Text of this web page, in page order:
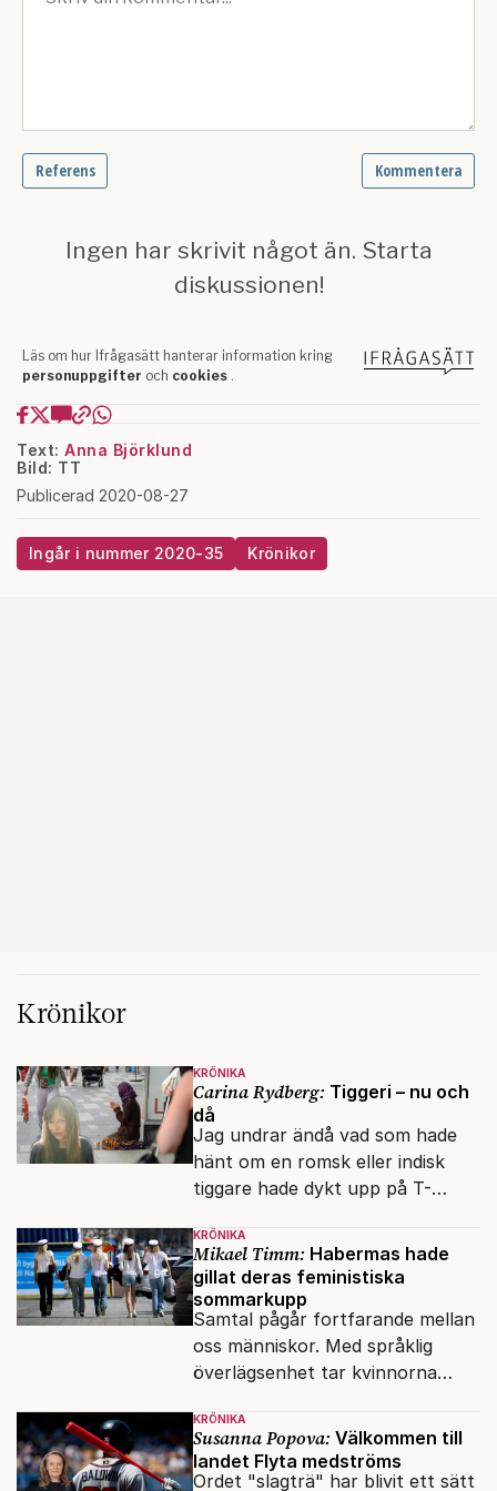
Text: Anna Björklund
Bild: TT
Publicerad 2020-08-27
Ingår i nummer 2020-35 Krönikor
Krönikor
KRÖNIKA
Carina Rydberg: Tiggeri – nu och
då
Jag undrar ändå vad som hade
hänt om en romsk eller indisk
tiggare hade dykt upp på T-
vilken det hade gått bra att
swisha.
KRÖNIKA
Mikael Timm: Habermas hade
gillat deras feministiska
sommarkupp
Samtal pågår fortfarande mellan
oss människor. Med språklig
överlägsenhet tar kvinnorna
KRÖNIKA
Susanna Popova: Välkommen till
landet Flyta medströms
Ordet "slagträ" har blivit ett sätt